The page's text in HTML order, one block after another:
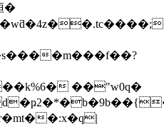
�m���f��?
��"w0q�
�:x�q|